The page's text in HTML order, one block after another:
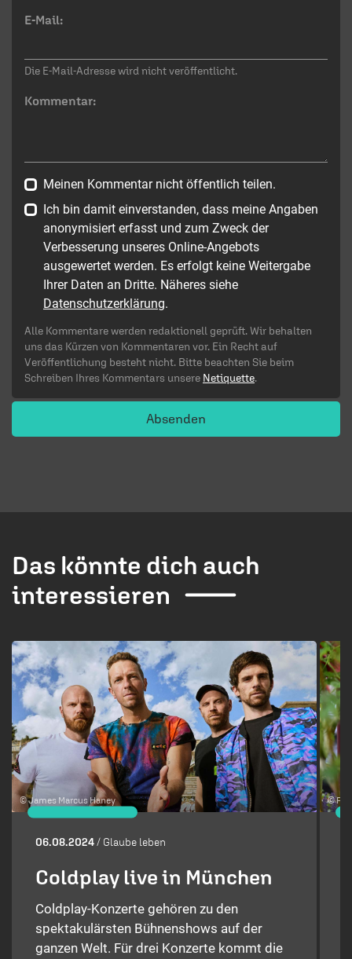
E-Mail:
Die E-Mail-Adresse wird nicht veröffentlicht.
Kommentar:
Meinen Kommentar nicht öffentlich teilen.
Ich bin damit einverstanden, dass meine Angaben
anonymisiert erfasst und zum Zweck der
Verbesserung unseres Online-Angebots
ausgewertet werden. Es erfolgt keine Weitergabe
Ihrer Daten an Dritte. Näheres siehe
Datenschutzerklärung.
Alle Kommentare werden redaktionell geprüft. Wir behalten
uns das Kürzen von Kommentaren vor. Ein Recht auf
Veröffentlichung besteht nicht. Bitte beachten Sie beim
Schreiben Ihres Kommentars unsere Netiquette.
Absenden
Das könnte dich auch
interessieren
© James Marcus Haney
06.08.2024/ Glaube leben
Coldplay live in München
Coldplay-Konzerte gehören zu den
spektakulärsten Bühnenshows auf der
ganzen Welt. Für drei Konzerte kommt die
©